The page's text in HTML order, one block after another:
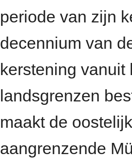
periode van zijn
decennium van
kerstening vanuit
landsgrenzen
maakt de
aangrenzende